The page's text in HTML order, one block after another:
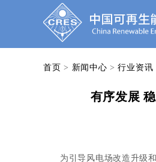
首页 > 新闻中心 >行业资讯
有序发展
为引导风电场改造升级